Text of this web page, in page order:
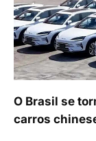
O Brasil se
carros